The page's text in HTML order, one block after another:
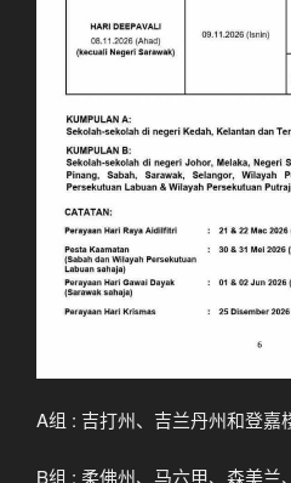
A组 : 吉打州、吉兰丹州和登嘉
B组 : 柔佛州、马六甲、森美